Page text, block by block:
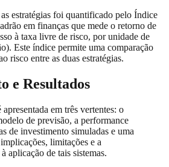
estratégias foi quantificado pelo Índice
em finanças que mede o retorno de
à taxa livre de risco, por unidade de
Este índice permite uma comparação
risco entre as duas estratégias.
e Resultados
em três vertentes: o
de previsão, a performance
de investimento simuladas e uma
limitações e a
aplicação de tais sistemas.